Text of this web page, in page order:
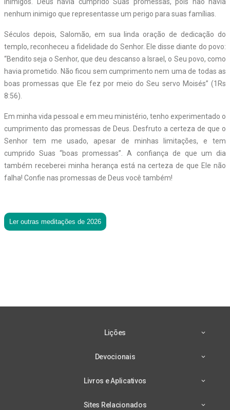
nenhum inimigo que representasse um perigo para suas famílias.
Séculos depois, Salomão, em sua linda oração de dedicação do
templo, reconheceu a fidelidade do Senhor. Ele disse diante do povo:
“Bendito seja o Senhor, que deu descanso a Israel, o Seu povo, como
havia prometido. Não ficou sem cumprimento nem uma de todas as
boas promessas que Ele fez por meio do Seu servo Moisés” (1Rs
8:56).
Em minha vida pessoal e em meu ministério, tenho experimentado o
cumprimento das promessas de Deus. Desfruto a certeza de que o
Senhor tem me usado, apesar de minhas limitações, e tem
cumprido Suas “boas promessas”. A confiança de que um dia
também receberei minha herança está na certeza de que Ele não
falha! Confie nas promessas de Deus você também!
Ler outras meditações de 2026
Lições
Devocionais
Livros e Aplicativos
Sites Relacionados